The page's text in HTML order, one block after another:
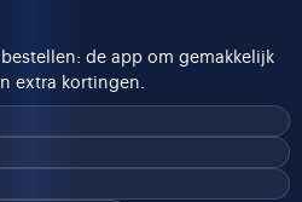
de app om gemakkelijk
extra kortingen.